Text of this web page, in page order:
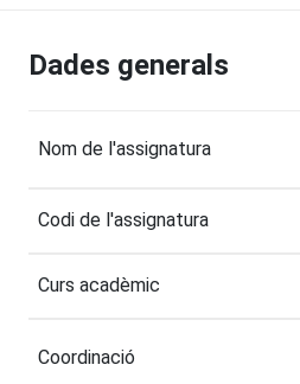
Dades generals
Nom de l'assignatura
Codi de l'assignatura
Curs acadèmic
Coordinació